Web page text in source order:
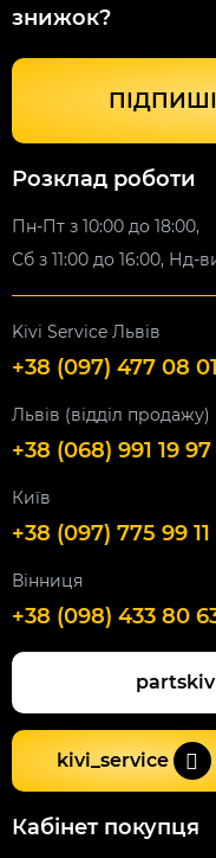
знижок?
Розклад роботи
Пн-Пт з 10:00 до 18:00,
Сб з 11:00 до 16:00, Нд-
Kivi Service Львів
+38 (097) 477 08 01
Львів (відділ продажу)
+38 (068) 991 19 97
Київ
+38 (097) 775 99 11
Вінниця
+38 (098) 433 80
kivi_service
Кабінет покупця